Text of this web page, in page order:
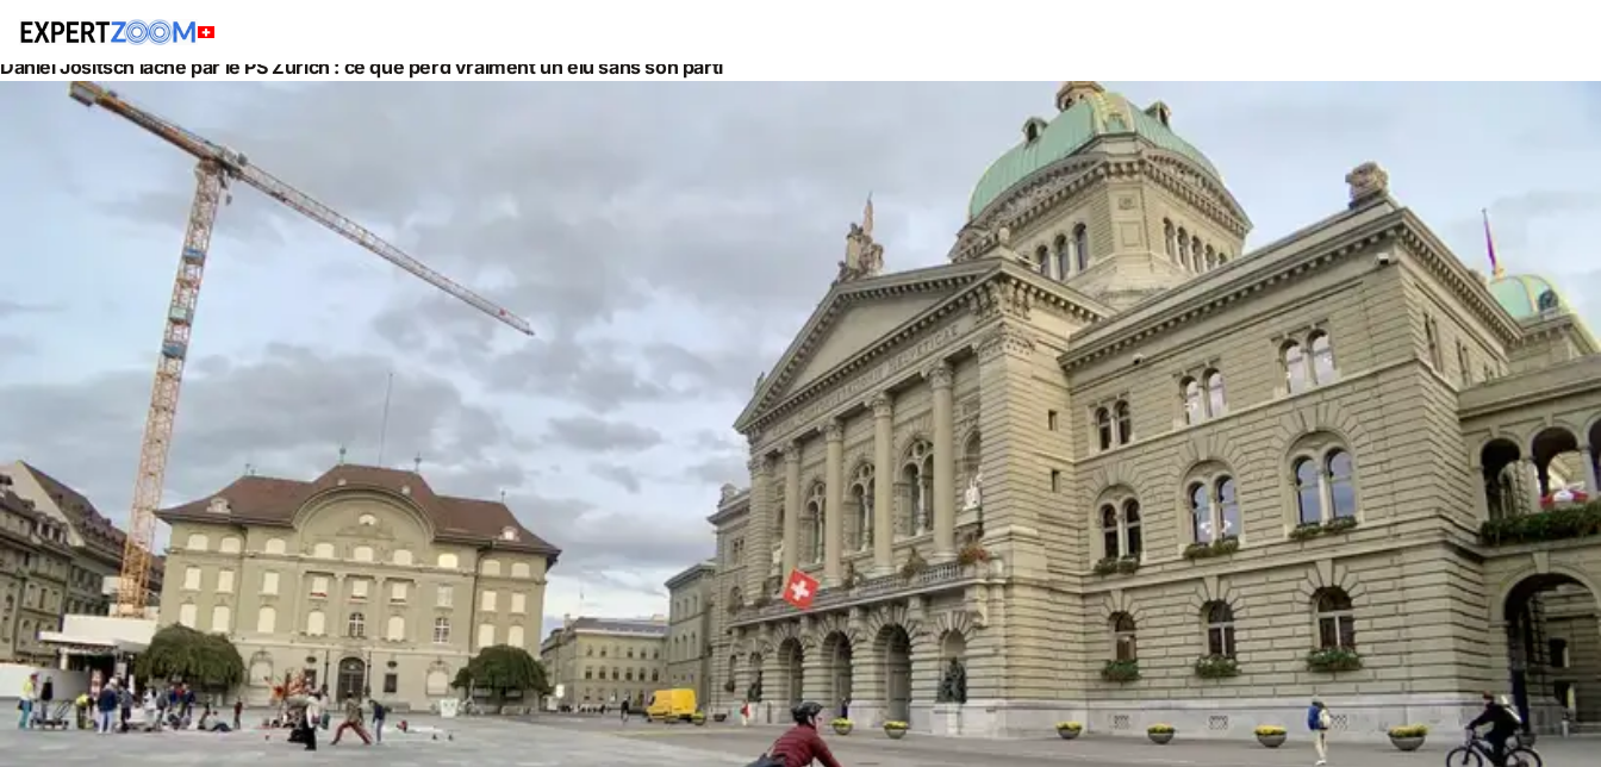
Actualités Juridique
Daniel Jositsch lâché par le PS Zurich : ce que perd vraiment un élu sans son parti